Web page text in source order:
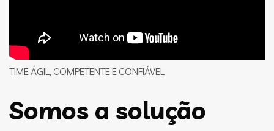
TIME ÁGIL, COMPETENTE E CONFIÁVEL
Somos a solução